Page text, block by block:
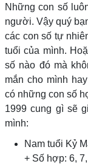
Những con số
người. Vậy quý
các con số tự
tuổi của mình.
số nào đó mà
mắn cho mình
có những con số
1999 cung gì sẽ
mình:
Nam tuổi Kỷ
+ Số hợp: 6,